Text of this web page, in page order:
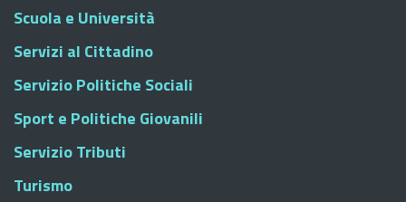
Scuola e Università
Servizi al Cittadino
Servizio Politiche Sociali
Sport e Politiche Giovanili
Servizio Tributi
Turismo